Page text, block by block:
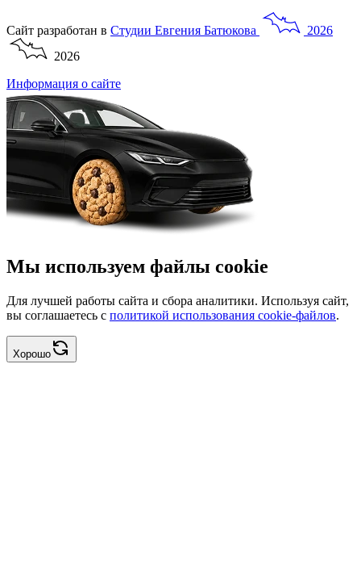
Сайт разработан в Студии Евгения Батюкова
2026
2026
Информация о сайте
Мы используем файлы cookie
Для лучшей работы сайта и сбора аналитики. Используя сайт,
вы соглашаетесь с политикой использования cookie-файлов.
Хорошо